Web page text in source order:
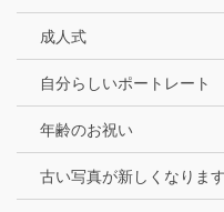
成人式
自分らしいポートレート
年齢のお祝い
古い写真が新しくなります